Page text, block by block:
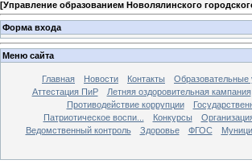
[Управление образованием Новолялинского
Форма входа
Меню сайта
Главная Новости Контакты
Образовательные
Аттестация ПиР
Летняя оздоровительная кампания
Противодействие коррупции
Патриотическое воспи...
Конкурсы
Ведомственный контроль
Здоровье ФГОС